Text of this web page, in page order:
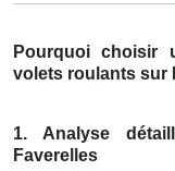
Pourquoi choisir
volets roulants sur
1. Analyse
Faverelles